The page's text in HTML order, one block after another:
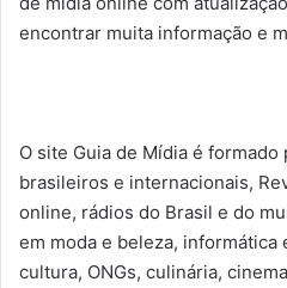
encontrar muita informação e
O site Guia de Mídia é
brasileiros e internacionais,
online, rádios do Brasil e do
em moda e beleza, informática
cultura, ONGs, culinária,